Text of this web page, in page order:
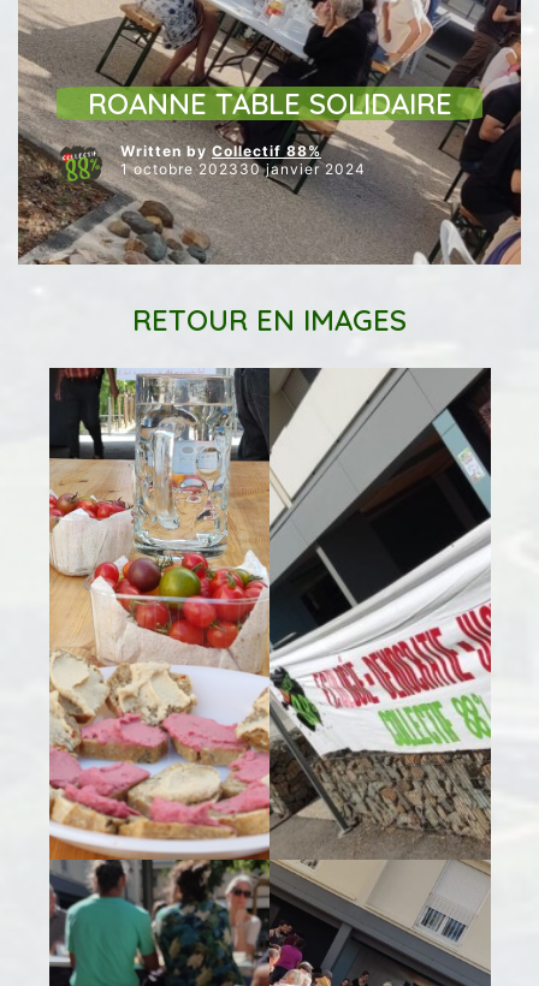
ARTICLES VEDETTESCULTURE
ÉVENEMENTS / RENDEZ-VOUS
JUSTICE SOCIALE
ROANNE TABLE SOLIDAIRE
Written by Collectif 88%
1 octobre 202330 janvier 2024
RETOUR EN IMAGES